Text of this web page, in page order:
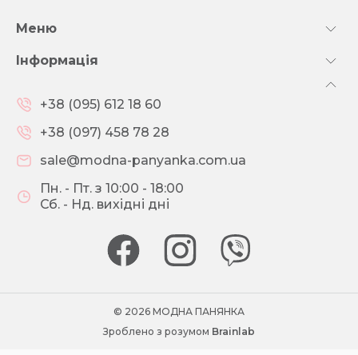
Меню
Інформація
+38 (095) 612 18 60
+38 (097) 458 78 28
sale@modna-panyanka.com.ua
Пн. - Пт. з 10:00 - 18:00
Сб. - Нд. вихідні дні
© 2026 МОДНА ПАНЯНКА
Зроблено з розумом Brainlab